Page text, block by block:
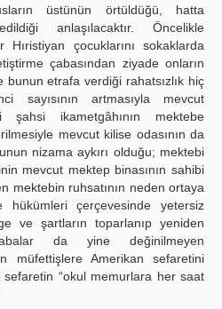
üstünün örtüldüğü, hatta
anlaşılacaktır. Öncelikle
Hıristiyan çocuklarını sokaklarda
çabasından ziyade onların
etrafa verdiği rahatsızlık hiç
sayısının artmasıyla mevcut
şahsi ikametgâhının mektebe
mevcut kilise odasının da
nizama aykırı olduğu; mektebi
mevcut mektep binasının sahibi
mektebin ruhsatının neden ortaya
hükümleri çerçevesinde yetersiz
ve şartların toparlanıp yeniden
da yine değinilmeyen
müfettişlere Amerikan sefaretini
sefaretin “okul memurlara her saat